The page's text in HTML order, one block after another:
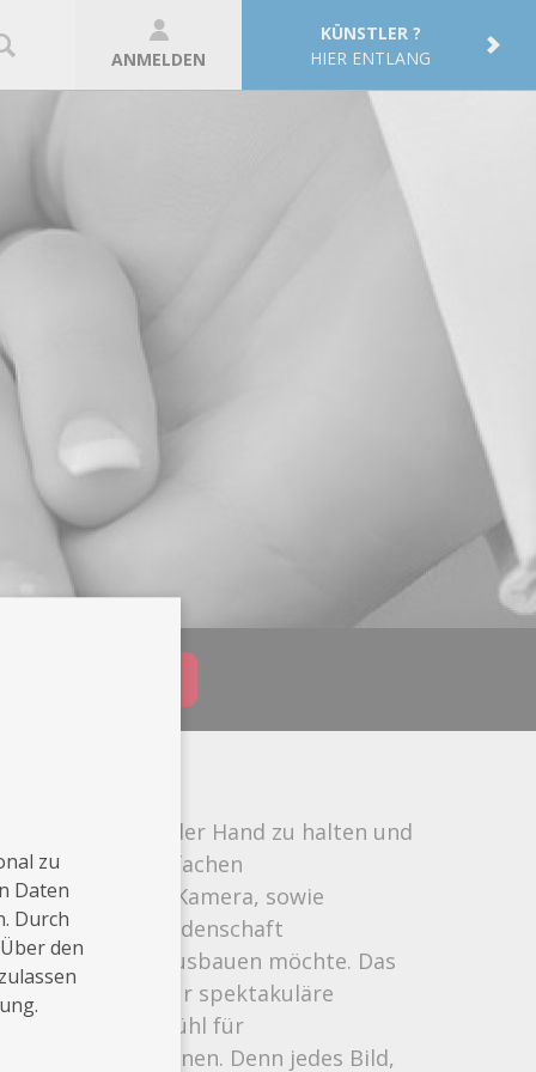
ANMELDEN
KÜNSTLER ?
HIER ENTLANG
Kamera in der Hand zu halten und
aus einfachen
mit der Kamera, sowie
großartige Leidenschaft
Weise weiter ausbauen möchte. Das
ist nicht nur spektakuläre
besseres Gefühl für
zu gewinnen. Denn jedes Bild,
zu
Daten
Durch
den